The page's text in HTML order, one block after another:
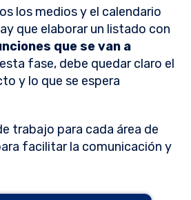
los medios y el calendario
que elaborar un listado con
que se van a
fase, debe quedar claro el
y lo que se espera
trabajo para cada área de
facilitar la comunicación y